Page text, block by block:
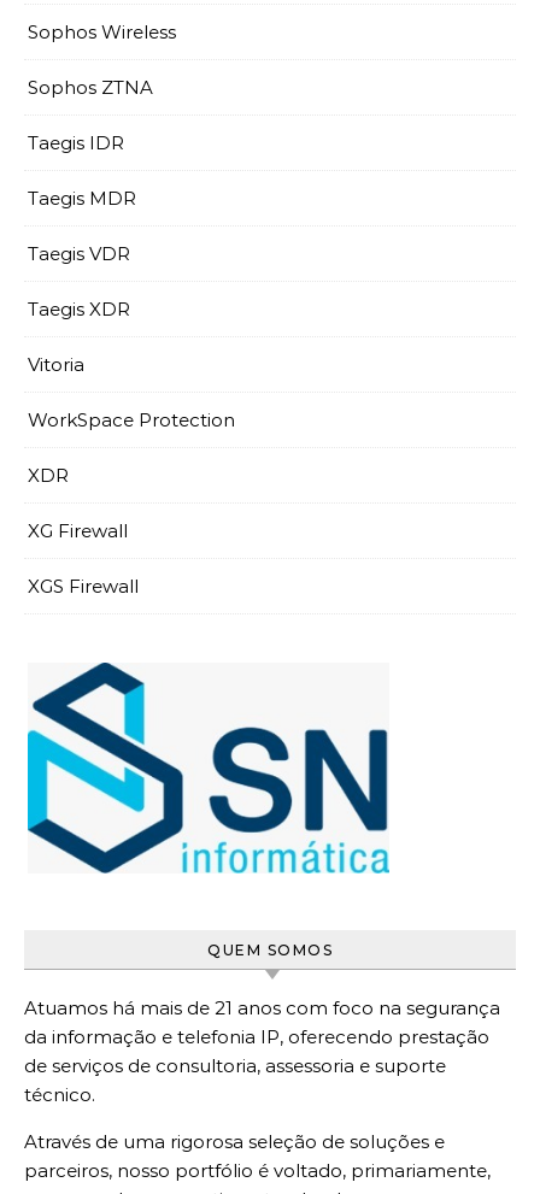
Sophos Wireless
Sophos ZTNA
Taegis IDR
Taegis MDR
Taegis VDR
Taegis XDR
Vitoria
WorkSpace Protection
XDR
XG Firewall
XGS Firewall
QUEM SOMOS
Atuamos há mais de 21 anos com foco na segurança
da informação e telefonia IP, oferecendo prestação
de serviços de consultoria, assessoria e suporte
técnico.
Através de uma rigorosa seleção de soluções e
parceiros, nosso portfólio é voltado, primariamente,